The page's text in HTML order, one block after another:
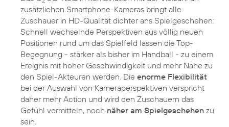
zusätzlichen Smartphone-Kameras bringt alle
Zuschauer in HD-Qualität dichter ans Spielgeschehen:
Schnell wechselnde Perspektiven aus völlig neuen
Positionen rund um das Spielfeld lassen die Top-
Begegnung - stärker als bisher im Handball - zu einem
Ereignis mit hoher Geschwindigkeit und mehr Nähe zu
den Spiel-Akteuren werden. Die enorme Flexibilität
bei der Auswahl von Kameraperspektiven verspricht
daher mehr Action und wird den Zuschauern das
Gefühl vermitteln, noch näher am Spielgeschehen zu
sein.